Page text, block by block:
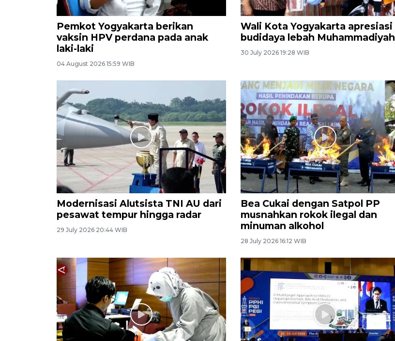
Pemkot Yogyakarta berikan
vaksin HPV perdana pada anak
laki-laki
04 August 2026 15:59 WIB
Wali Kota Yogyakarta apresiasi
budidaya lebah Muhammadiyah
30 July 2026 19:28 WIB
Modernisasi Alutsista TNI AU dari
pesawat tempur hingga radar
29 July 2026 20:44 WIB
Bea Cukai dengan Satpol PP
musnahkan rokok ilegal dan
minuman alkohol
28 July 2026 16:12 WIB